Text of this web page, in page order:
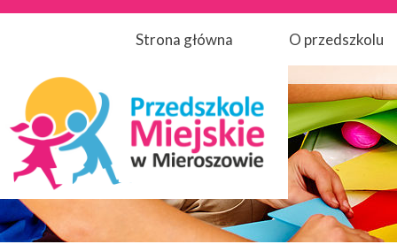
Strona główna O przedszkolu